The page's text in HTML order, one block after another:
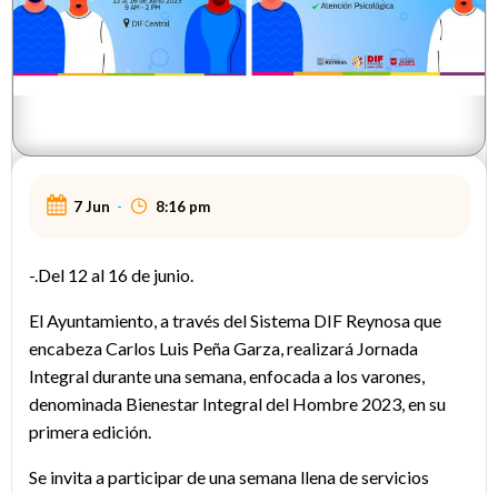
7 Jun - 8:16 pm
-.Del 12 al 16 de junio.
El Ayuntamiento, a través del Sistema DIF Reynosa que
encabeza Carlos Luis Peña Garza, realizará Jornada
Integral durante una semana, enfocada a los varones,
denominada Bienestar Integral del Hombre 2023, en su
primera edición.
Se invita a participar de una semana llena de servicios